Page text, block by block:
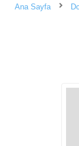
Ana Sayfa